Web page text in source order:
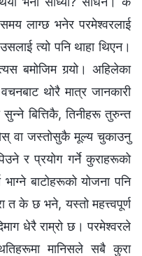
लाग्छ भनेर परमेश्‍वरलाई
त्यो पनि थाहा थिएन।
बमोजिम गर्‍यो। अहिलेका
थोरै मात्र जानकारी
सुन्‍ने बित्तिकै, तिनीहरू तुरुन्त
वा जस्तोसुकै मूल्य चुकाउनु
र प्रयोग गर्ने कुराहरूको
भाग्‍ने बाटोहरूको योजना पनि
त के छ भने, यस्तो महत्त्वपूर्ण
धेरै राम्रो छ। परमेश्‍वरले
मानिसले सबै कुरा